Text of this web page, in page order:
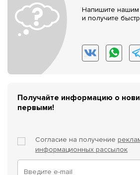
Напишите нашим
и получите
Получайте информацию о
первыми!
Согласие на получение
информационных рассылок